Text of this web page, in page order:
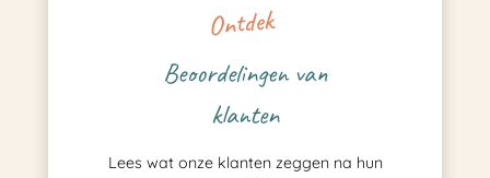
Ontdek
Beoordelingen van
klanten
Lees wat onze klanten zeggen na hun